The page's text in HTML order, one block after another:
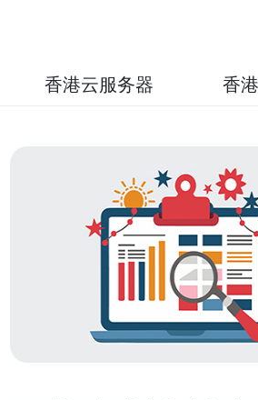
香港云服务器 香